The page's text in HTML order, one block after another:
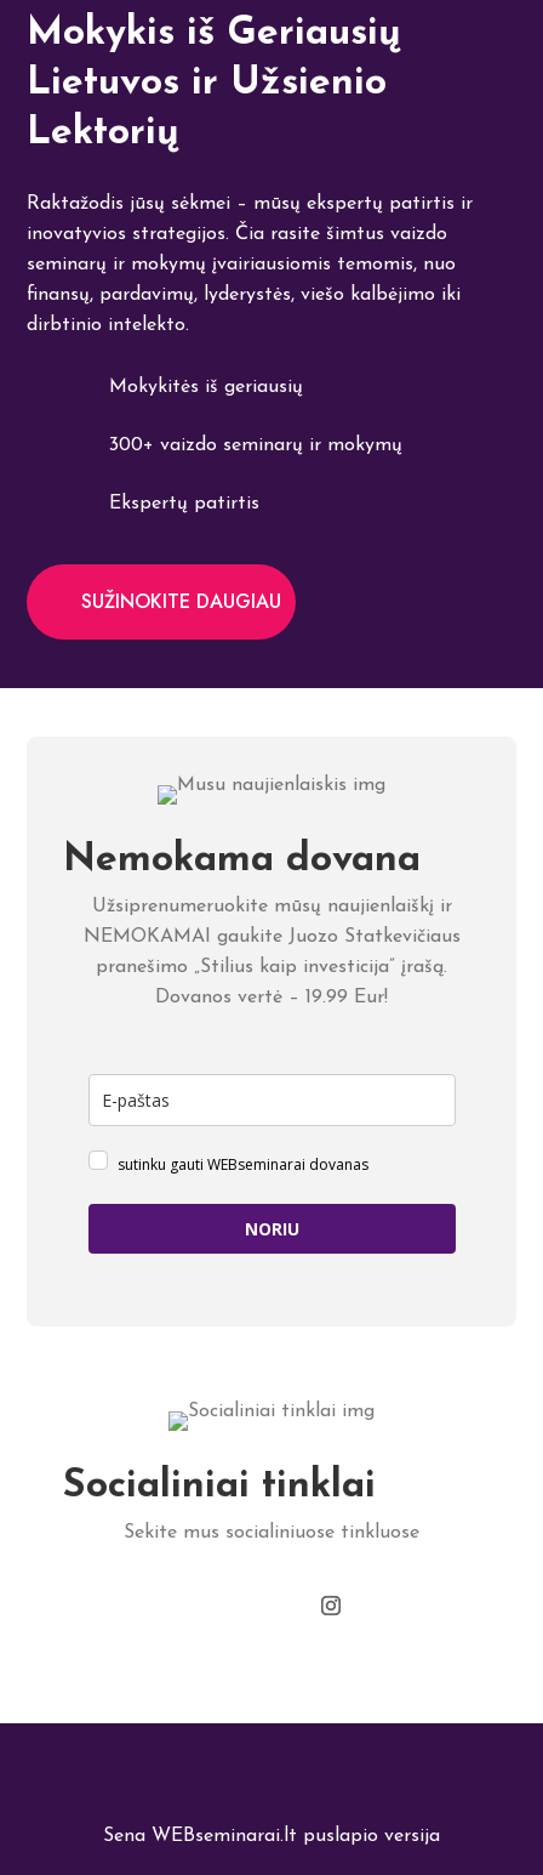
Mokykis iš Geriausių
Lietuvos ir Užsienio
Lektorių
Raktažodis jūsų sėkmei – mūsų ekspertų patirtis ir
inovatyvios strategijos. Čia rasite šimtus vaizdo
seminarų ir mokymų įvairiausiomis temomis, nuo
finansų, pardavimų, lyderystės, viešo kalbėjimo iki
dirbtinio intelekto.
Mokykitės iš geriausių
300+ vaizdo seminarų ir mokymų
Ekspertų patirtis
SUŽINOKITE DAUGIAU
Nemokama dovana
Užsiprenumeruokite mūsų naujienlaiškį ir
NEMOKAMAI gaukite Juozo Statkevičiaus
pranešimo „Stilius kaip investicija” įrašą.
Dovanos vertė – 19.99 Eur!
sutinku gauti WEBseminarai dovanas
NORIU
Socialiniai tinklai
Sekite mus socialiniuose tinkluose
Sena WEBseminarai.lt puslapio versija